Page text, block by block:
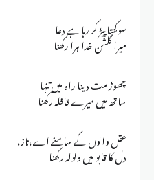
سوکھتا پیڑ کر رہا ہے دعا
میرا گلشن خدا ہرا رکھنا
چھوڑ مت دینا راہ میں تنہا
ساتھ میں میرے قافلہ رکھنا
عقل والوں کے سامنے اے،ناز،
دل کا قابو میں ولولہ رکھنا